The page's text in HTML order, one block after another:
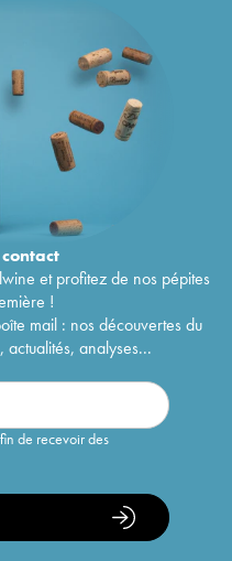
contact
et profitez de nos pépites
!
mail : nos découvertes du
actualités, analyses...
de recevoir des